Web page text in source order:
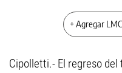
+ Agregar
Cipolletti.- El regreso